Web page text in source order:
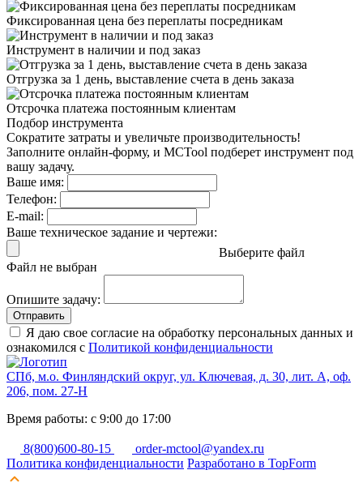
Фиксированная цена без переплаты посредникам
Инструмент в наличии и под заказ
Отгрузка за 1 день, выставление счета в день заказа
Отсрочка платежа постоянным клиентам
Подбор инструмента
Сократите затраты и увеличьте производительность!
Заполните онлайн-форму, и MCTool подберет инструмент под
вашу задачу.
Ваше имя:
Телефон:
E-mail:
Ваше техническое задание и чертежи:
Выберите файл
Файл не выбран
Опишите задачу:
Отправить
Я даю свое согласие на обработку персональных данных и
ознакомился с Политикой конфиденциальности
СПб, м.о. Финляндский округ, ул. Ключевая, д. 30, лит. А, оф.
206, пом. 27-Н
Время работы: с 9:00 до 17:00
8(800)600-80-15
order-mctool@yandex.ru
Политика конфиденциальности Разработано в TopForm